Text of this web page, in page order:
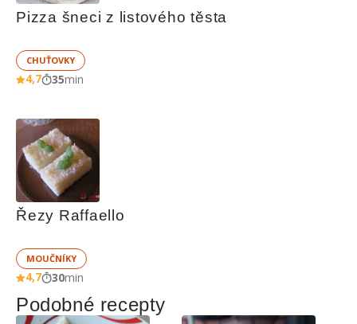
Pizza šneci z listového těsta
CHUŤOVKY
4,7 35min
Řezy Raffaello
MOUČNÍKY
4,7 30min
Podobné recepty